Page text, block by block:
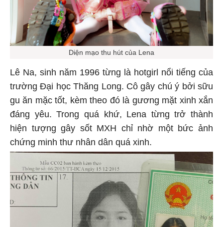
Diện mạo thu hút của Lena
Lê Na, sinh năm 1996 từng là hotgirl nổi tiếng của
trường Đại học Thăng Long. Cô gây chú ý bởi sữu
gu ăn mặc tốt, kèm theo đó là gương mặt xinh xắn
đáng yêu. Trong quá khứ, Lena từng trở thành
hiện tượng gây sốt MXH chỉ nhờ một bức ảnh
chứng minh thư nhân dân quá xinh.